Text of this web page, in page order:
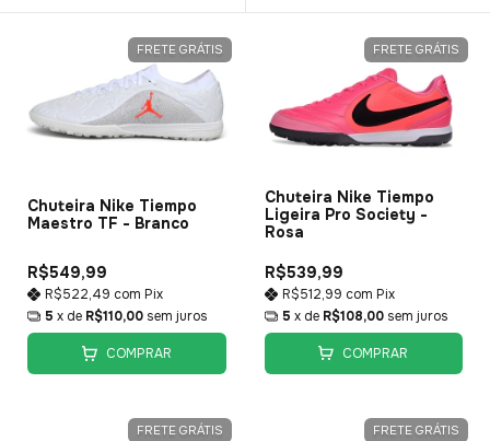
FRETE GRÁTIS
Chuteira Nike Tiempo
Maestro TF - Branco
R$549,99
R$522,49 com Pix
5 x de R$110,00 sem juros
COMPRAR
FRETE GRÁTIS
Chuteira Nike Tiempo
Ligeira Pro Society -
Rosa
R$539,99
R$512,99 com Pix
5 x de R$108,00 sem juros
COMPRAR
FRETE GRÁTIS FRETE GRÁTIS